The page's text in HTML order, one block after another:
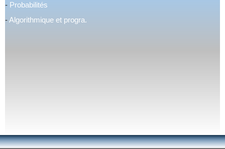
- Probabilités
-Algorithmique et progra.